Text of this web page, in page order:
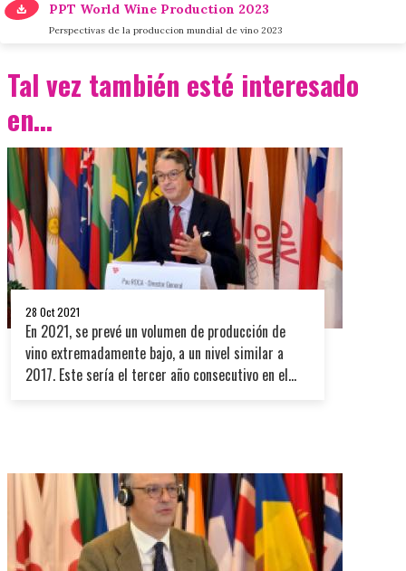
PPT World Wine Production 2023
Perspectivas de la produccion mundial de vino 2023
Tal vez también esté interesado
en...
28 Oct 2021
En 2021, se prevé un volumen de producción de
vino extremadamente bajo, a un nivel similar a
2017. Este sería el tercer año consecutivo en el